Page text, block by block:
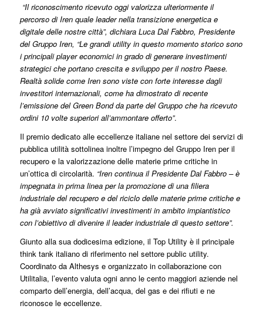
“Il riconoscimento ricevuto oggi valorizza ulteriormente il
percorso di Iren quale leader nella transizione energetica e
digitale delle nostre città”, dichiara Luca Dal Fabbro, Presidente
del Gruppo Iren, “Le grandi utility in questo momento storico sono
i principali player economici in grado di generare investimenti
strategici che portano crescita e sviluppo per il nostro Paese.
Realtà solide come Iren sono viste con forte interesse dagli
investitori internazionali, come ha dimostrato di recente
l’emissione del Green Bond da parte del Gruppo che ha ricevuto
ordini 10 volte superiori all’ammontare offerto”.
Il premio dedicato alle eccellenze italiane nel settore dei servizi di
pubblica utilità sottolinea inoltre l’impegno del Gruppo Iren per il
recupero e la valorizzazione delle materie prime critiche in
un’ottica di circolarità. “Iren continua il Presidente Dal Fabbro – è
impegnata in prima linea per la promozione di una filiera
industriale del recupero e del riciclo delle materie prime critiche e
ha già avviato significativi investimenti in ambito impiantistico
con l’obiettivo di divenire il leader industriale di questo settore”.
Giunto alla sua dodicesima edizione, il Top Utility è il principale
think tank italiano di riferimento nel settore public utility.
Coordinato da Althesys e organizzato in collaborazione con
Utilitalia, l’evento valuta ogni anno le cento maggiori aziende nel
comparto dell’energia, dell’acqua, del gas e dei rifiuti e ne
riconosce le eccellenze.